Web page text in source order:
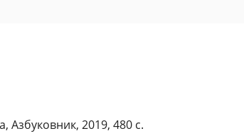
Азбуковник, 2019, 480 с.